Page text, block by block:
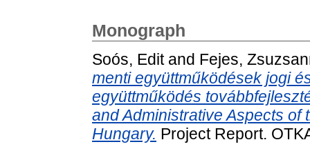
Monograph
Soós, Editand Fejes,
menti együttműködések jogi
együttműködés
and Administrative Aspects
Hungary. Project Report.